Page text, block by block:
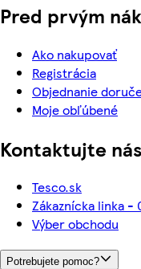
Pred prvým
Ako nakupovať
Registrácia
Objednanie
Moje obľúbené
Kontaktujte nás
Tesco.sk
Zákaznícka linka -
Výber obchodu
Potrebujete pomoc?